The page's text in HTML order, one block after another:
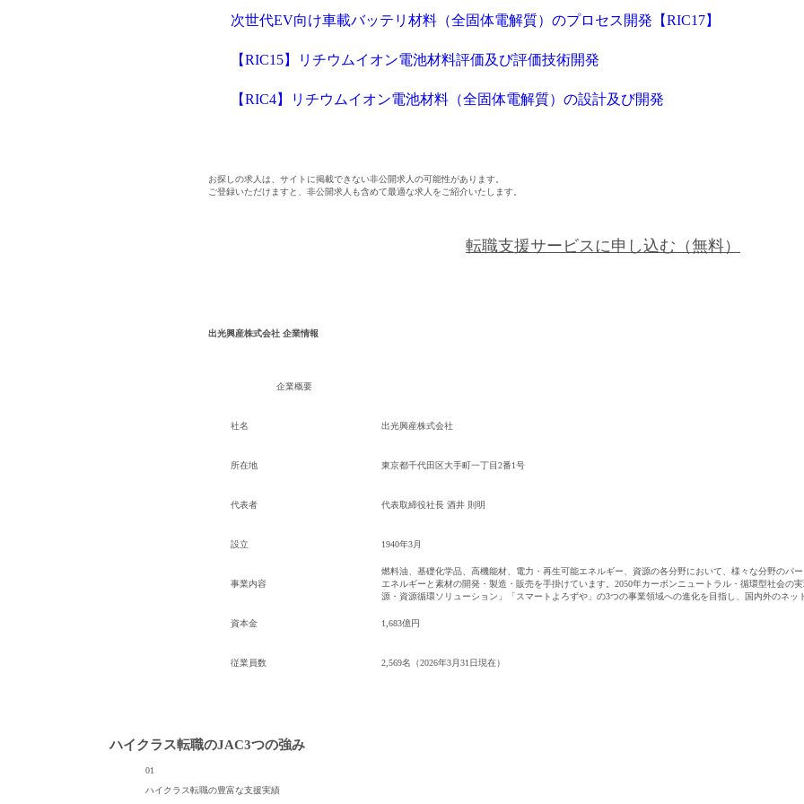
次世代EV向け車載バッテリ材料（全固体電解質）のプロセス開発【RIC17】
【RIC15】リチウムイオン電池材料評価及び評価技術開発
【RIC4】リチウムイオン電池材料（全固体電解質）の設計及び開発
お探しの求人は、サイトに掲載できない非公開求人の可能性があります。
ご登録いただけますと、非公開求人も含めて最適な求人をご紹介いたします。
転職支援サービスに申し込む （無料）
出光興産株式会社 企業情報
企業概要
社名 出光興産株式会社
所在地 東京都千代田区大手町一丁目2番1号
代表者 代表取締役社長 酒井 則明
設立 1940年3月
事業内容
燃料油、基礎化学品、高機能材、電力・再生可能エネルギー、資源の各分野において、様々な分野のパ
エネルギーと素材の開発・製造・販売を手掛けています。2050年カーボンニュートラル・循環型社会の
源・資源循環ソリューション」「スマートよろずや」の3つの事業領域への進化を目指し、国内外のネッ
資本金 1,683億円
従業員数 2,569名（2026年3月31日現在）
ハイクラス転職のJAC3つの強み
01
ハイクラス転職の豊富な支援実績